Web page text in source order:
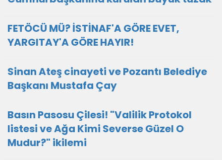
FETÖCÜ MÜ? İSTİNAF'A GÖRE EVET,
YARGITAY'A GÖRE HAYIR!
Sinan Ateş cinayeti ve Pozantı Belediye
Başkanı Mustafa Çay
Basın Pasosu Çilesi! "Valilik Protokol
listesi ve Ağa Kimi Severse Güzel O
Mudur?" ikilemi